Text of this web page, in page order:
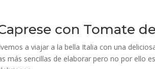
con Tomate
a viajar a la bella Italia con una
más sencillas de elaborar pero no por ello